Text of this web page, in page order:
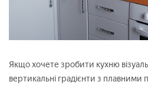
Якщо хочете зробити кухню
вертикальні градієнти з плавними